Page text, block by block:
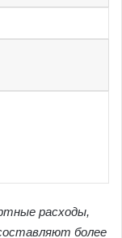
расходы,
более